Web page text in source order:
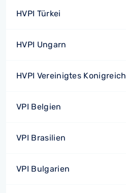
HVPI Türkei
HVPI Ungarn
HVPI Vereinigtes Konigreich
VPI Belgien
VPI Brasilien
VPI Bulgarien